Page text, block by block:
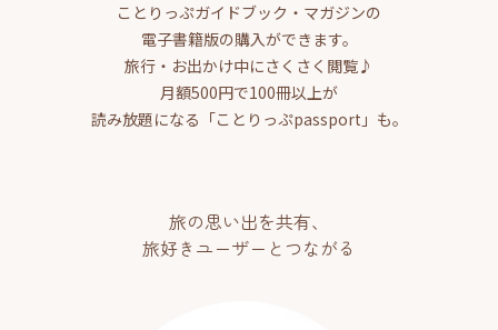
ことりっぷガイドブック・マガジンの
電子書籍版の購入ができます。
旅行・お出かけ中にさくさく閲覧♪
月額500円で100冊以上が
読み放題になる「ことりっぷpassport」も。
旅の思い出を共有、
旅好きユーザーとつながる